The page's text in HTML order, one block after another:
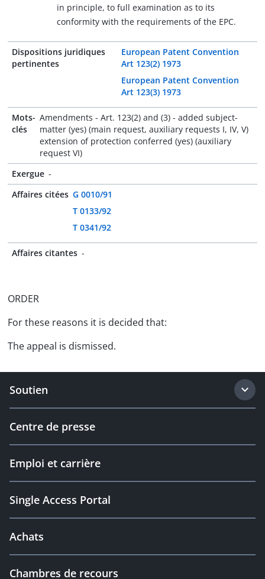
in principle, to full examination as to its
conformity with the requirements of the EPC.
Dispositions juridiques
pertinentes
European Patent Convention
Art 123(2) 1973
European Patent Convention
Art 123(3) 1973
Mots-
clés
Amendments - Art. 123(2) and (3) - added subject-
matter (yes) (main request, auxiliary requests I, IV, V)
extension of protection conferred (yes) (auxiliary
request VI)
Exergue -
Affaires citées G 0010/91
T 0133/92
T 0341/92
Affaires citantes -
ORDER
For these reasons it is decided that:
The appeal is dismissed.
Soutien
Centre de presse
Emploi et carrière
Single Access Portal
Achats
Chambres de recours